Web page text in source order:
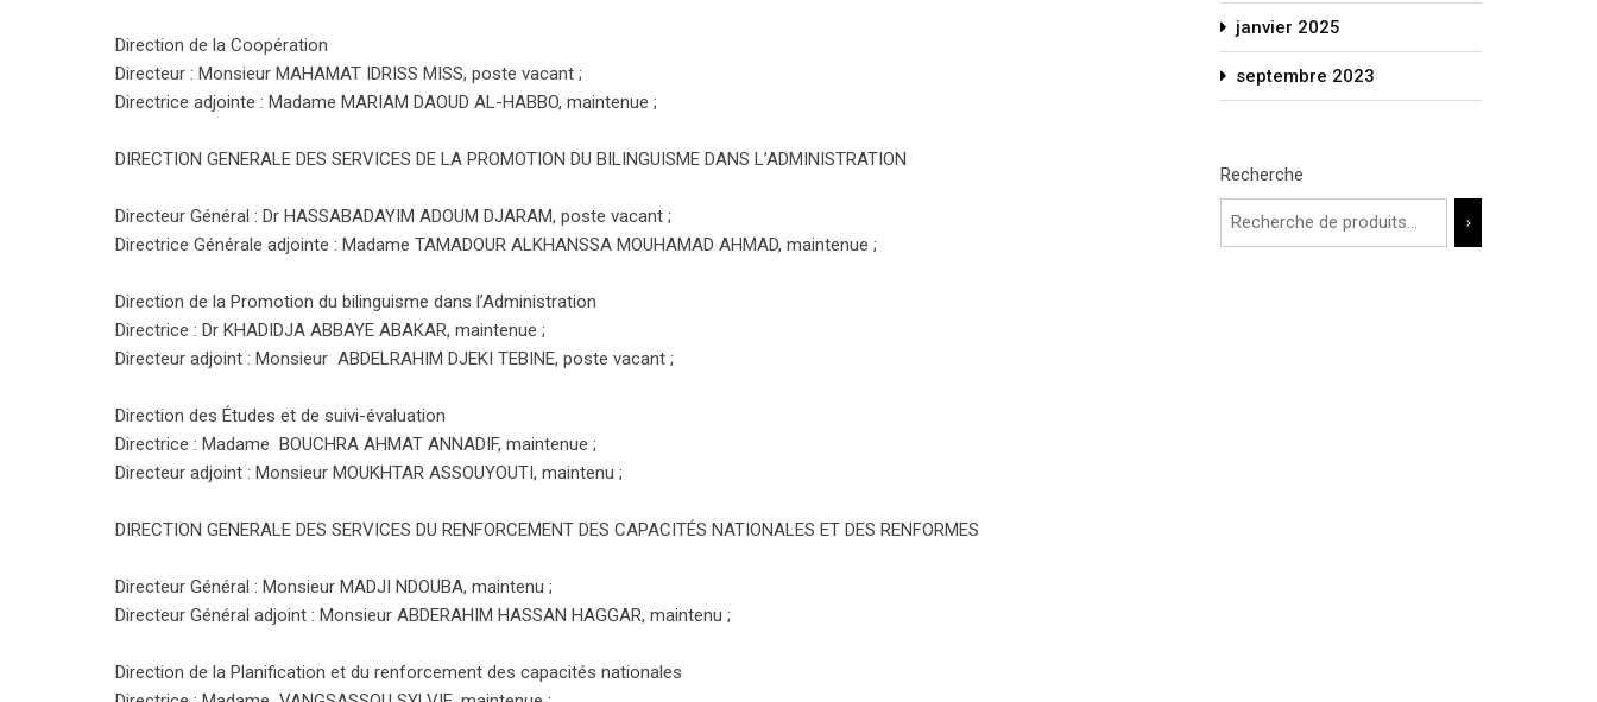
Direction de la Coopération
Directeur : Monsieur MAHAMAT IDRISS MISS, poste vacant ;
Directrice adjointe : Madame MARIAM DAOUD AL-HABBO, maintenue ;
DIRECTION GENERALE DES SERVICES DE LA PROMOTION DU BILINGUISME DANS L’ADMINISTRATION
Directeur Général : Dr HASSABADAYIM ADOUM DJARAM, poste vacant ;
Directrice Générale adjointe : Madame TAMADOUR ALKHANSSA MOUHAMAD AHMAD, maintenue ;
Direction de la Promotion du bilinguisme dans l’Administration
Directrice : Dr KHADIDJA ABBAYE ABAKAR, maintenue ;
Directeur adjoint : Monsieur ABDELRAHIM DJEKI TEBINE, poste vacant ;
Direction des Études et de suivi-évaluation
Directrice : Madame BOUCHRA AHMAT ANNADIF, maintenue ;
Directeur adjoint : Monsieur MOUKHTAR ASSOUYOUTI, maintenu ;
DIRECTION GENERALE DES SERVICES DU RENFORCEMENT DES CAPACITÉS NATIONALES ET DES RENFORMES
Directeur Général : Monsieur MADJI NDOUBA, maintenu ;
Directeur Général adjoint : Monsieur ABDERAHIM HASSAN HAGGAR, maintenu ;
Direction de la Planification et du renforcement des capacités nationales
janvier 2025
septembre 2023
Recherche